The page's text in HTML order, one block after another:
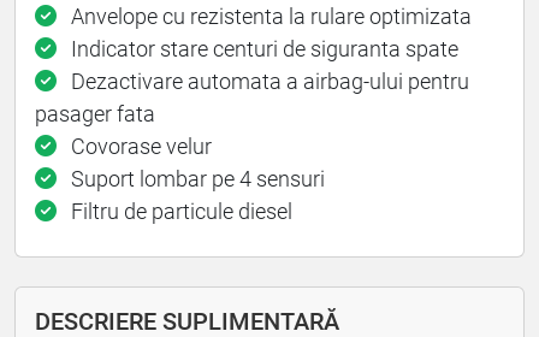
Anvelope cu rezistenta la rulare optimizata
Indicator stare centuri de siguranta spate
Dezactivare automata a airbag-ului pentru
pasager fata
Covorase velur
Suport lombar pe 4 sensuri
Filtru de particule diesel
DESCRIERE SUPLIMENTARĂ